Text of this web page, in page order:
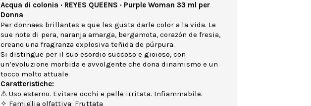
Acqua di colonia · REYES QUEENS · Purple Woman 33 ml per
Donna
Per donnaes brillantes e que les gusta darle color a la vida. Le
sue note di pera, naranja amarga, bergamota, corazón de fresia,
creano una fragranza explosiva teñida de púrpura.
Si distingue per il suo esordio succoso e gioioso, con
un’evoluzione morbida e avvolgente che dona dinamismo e un
tocco molto attuale.
Caratteristiche:
⚠ Uso esterno. Evitare occhi e pelle irritata. Infiammabile.
✧ Famiglia olfattiva: Fruttata